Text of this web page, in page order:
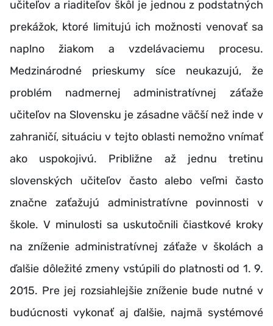
učiteľov a riaditeľov škôl je jednou z podstatných
prekážok, ktoré limitujú ich možnosti venovať sa
naplno žiakom a vzdelávaciemu procesu.
Medzinárodné prieskumy síce neukazujú, že
problém nadmernej administratívnej záťaže
učiteľov na Slovensku je zásadne väčší než inde v
zahraničí, situáciu v tejto oblasti nemožno vnímať
ako uspokojivú. Približne až jednu tretinu
slovenských učiteľov často alebo veľmi často
značne zaťažujú administratívne povinnosti v
škole. V minulosti sa uskutočnili čiastkové kroky
na zníženie administratívnej záťaže v školách a
ďalšie dôležité zmeny vstúpili do platnosti od 1. 9.
2015. Pre jej rozsiahlejšie zníženie bude nutné v
budúcnosti vykonať aj ďalšie, najmä systémové